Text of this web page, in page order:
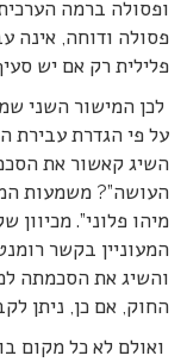
ופסולה ברמה
פסולה ודוחה, אינה
פלילית רק אם יש
לכן המישור השני
על פי הגדרת עבירת
השיג קאשור את
העושה”? משמעות
מיהו פלוני”. מכיוון
המעוניין בקשר
והשיג את הסכמתה
החוק, אם כן, ניתן
ואולם לא כל מקום